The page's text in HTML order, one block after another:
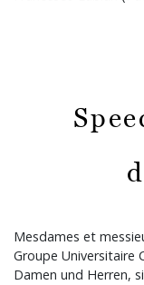
Mesdames et
Groupe Universitaire
Damen und Herren,